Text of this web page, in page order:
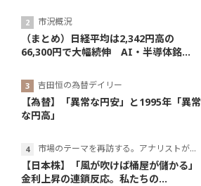
市況概況
（まとめ）日経平均は2,342円高の
66,300円で大幅続伸 AI・半導体銘...
吉田恒の為替デイリー
【為替】「異常な円安」と1995年「異常
な円高」
市場のテーマを再訪する。アナリストが読み解くテーマの本質
【日本株】「風が吹けば桶屋が儲かる」
金利上昇の連鎖反応。私たちの...